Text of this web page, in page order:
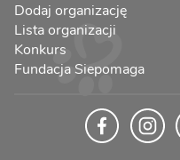
Dodaj organizację
Lista organizacji
Konkurs
Fundacja Siepomaga